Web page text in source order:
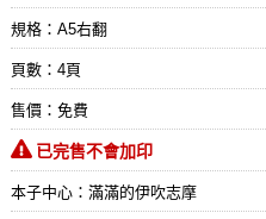
規格：A5右翻
頁數：4頁
售價：免費
已完售不會加印
本子中心：滿滿的伊吹志摩